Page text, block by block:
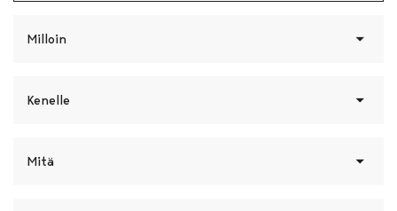
Milloin
Kenelle
Mitä